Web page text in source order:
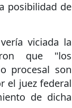
posibilidad de
viciada la
que "los
procesal son
el juez federal
de dicha